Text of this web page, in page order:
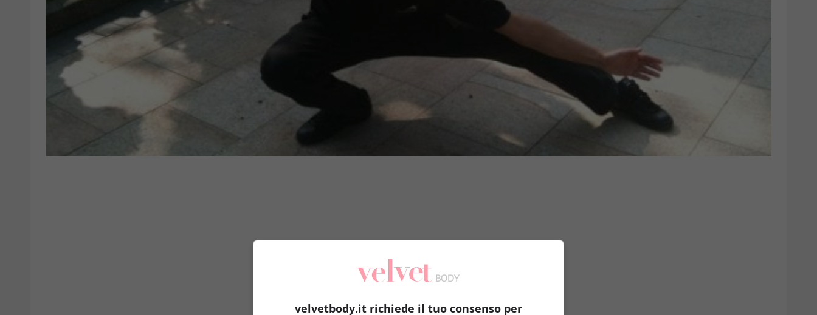
velvetbody.it richiede il tuo consenso per